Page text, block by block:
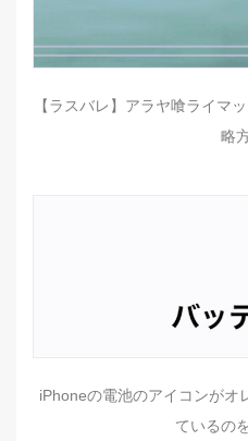
【ラスバレ】アラヤ喰ライマ
略
iPhoneの電池のアイコンがオ
ているの